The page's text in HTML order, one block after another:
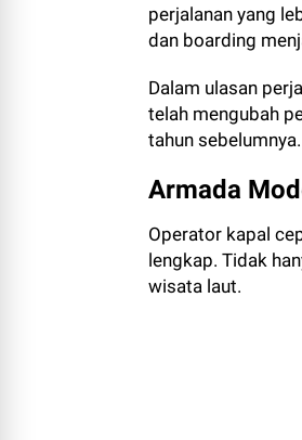
perjalanan yang
dan boarding
Dalam ulasan
telah mengubah
tahun sebelumnya.
Armada
Operator kapal
lengkap. Tidak
wisata laut.